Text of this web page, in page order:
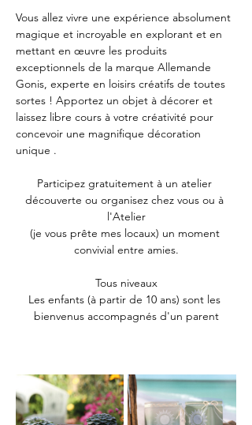
Vous allez vivre une expérience absolument
magique et incroyable en explorant et en
mettant en œuvre les produits
exceptionnels de la marque Allemande
Gonis, experte en loisirs créatifs de toutes
sortes ! Apportez un objet à décorer et
laissez libre cours à votre créativité pour
concevoir une magnifique décoration
unique .
Participez gratuitement à un atelier
découverte ou organisez chez vous ou à
l'Atelier
(je vous prête mes locaux) un moment
convivial entre amies.
Tous niveaux
Les enfants (à partir de 10 ans) sont les
bienvenus accompagnés d'un parent